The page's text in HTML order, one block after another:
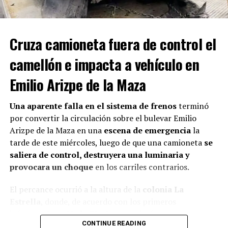
UP NEXT
INVESTIGA FISCALÍA ORIGEN DE DROGA ENCONTRADA AL
EXTERIOR DEL CETIS 48
DON'T MISS
FATAL VOLCADURA COBRA LA VIDA DE CONDUCTOR EN
BOULEVARD J.MERY DE SALTILLO
Cruza camioneta fuera de control el
camellón e impacta a vehículo en
Emilio Arizpe de la Maza
Una aparente falla en el sistema de frenosterminó
por convertir la circulación sobre el bulevar Emilio
Arizpe de la Maza en una escena de emergenciala
tarde de este miércoles, luego de que una camionetase
saliera de control, destruyera una luminaria y
provocara un choqueen los carriles contrarios.
El percance ocurrió a la altura de la
colonia La
informes,Juan N, de 52 años, conducía una
CONTINUE READING